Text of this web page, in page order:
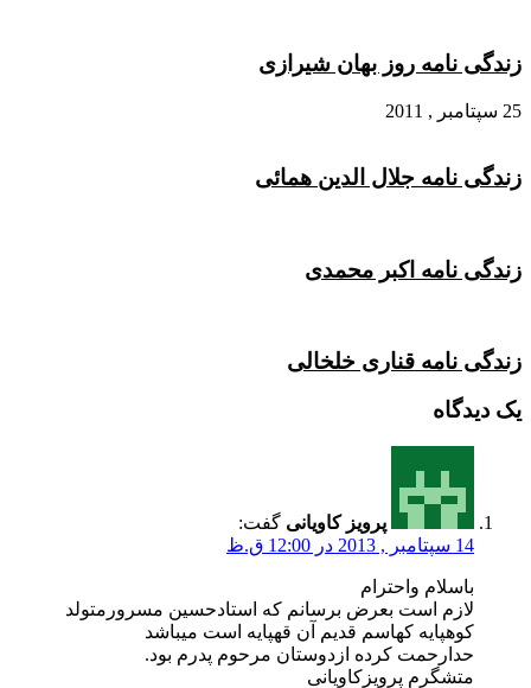
زندگی نامه روز بهان شیرازی
25 سپتامبر , 2011
زندگی نامه جلال‌ الدین‌ همائی
زندگی نامه اکبر محمدی
زندگی نامه قناری خلخالی
یک دیدگاه
پرویز کاویانی گفت:
14 سپتامبر , 2013 در 12:00 ق.ظ
باسلام واحترام
لازم است بعرض برسانم که استادحسین مسرورمتولد
کوهپایه کهاسم قدیم آن قهپایه است میباشد
حدارحمت کرده ازدوستان مرحوم پدرم بود.
متشگرم پرویزکاویانی